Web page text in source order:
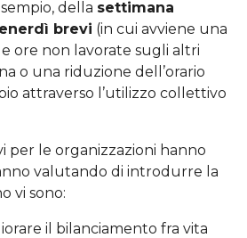
della settimana
brevi (in cui avviene una
ore non lavorate sugli altri
o una riduzione dell’orario
attraverso l’utilizzo collettivo
per le organizzazioni hanno
valutando di introdurre la
vi sono:
il bilanciamento fra vita